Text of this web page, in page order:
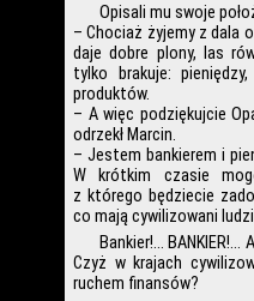
Opisali mu swoje
– Chociaż żyjemy z dala
daje dobre plony, las
tylko brakuje:
produktów.
– A więc podziękujcie
odrzekł Marcin.
– Jestem bankierem i
W krótkim czasie
z którego będziecie
co mają cywilizowani
Bankier!…
Czyż w krajach
ruchem finansów?